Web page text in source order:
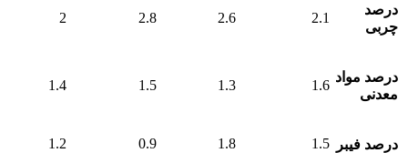
درصد
چربی
2.1
2.6
2.8
2
درصد مواد
معدنی
1.6
1.3
1.5
1.4
درصد فیبر 1.5
1.8
0.9
1.2